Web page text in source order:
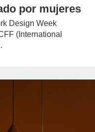
por mujeres
Design Week
(International